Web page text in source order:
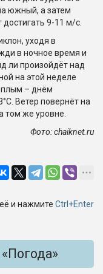
южный, а затем
9-11 м/с.
уходя в
в ночное время и
ли произойдёт над
на этой неделе
– днём
Ветер повернёт на
том же уровне.
Фото: chaiknet.ru
и нажмите Ctrl+Enter